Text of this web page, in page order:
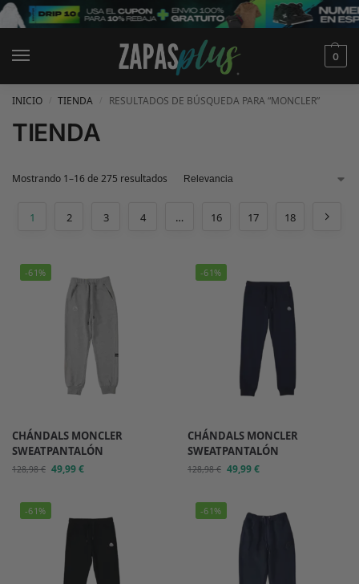
0
INICIO TIENDA RESULTADOS DE BÚSQUEDA PARA “MONCLER”
TIENDA
Mostrando 1–16 de 275 resultados
1 2 3 4 … 16 17 18
-61%
CHÁNDALS MONCLER
SWEATPANTALÓN
128,98€ 49,99€
-61%
CHÁNDALS MONCLER
SWEATPANTALÓN
128,98€ 49,99€
-61% -61%